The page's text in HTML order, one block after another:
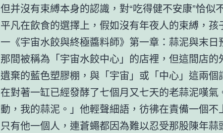
但并沒有束縛本身的認識，對“吃得健不安康”恰似
平凡在飲食的選擇上，假如沒有年夜人的束縛，
一《宇宙水餃與終極醬料師》第一章：蒜泥與末
那間被稱為「宇宙水餃中心」的店裡，但這間店的
遺棄的藍色塑膠棚，與「宇宙」或「中心」這兩個
在對著一缸已經發酵了七個月又七天的老蒜泥嘆氣
動，我的蒜泥。」他輕聲細語，彷彿在責備一個不
只有他一個人，連蒼蠅都因為難以忍受那股陳年蒜